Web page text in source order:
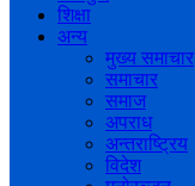
शिक्षा
अन्य
मुख्य समाचार
समाचार
समाज
अपराध
अन्तराष्ट्रिय
विदेश